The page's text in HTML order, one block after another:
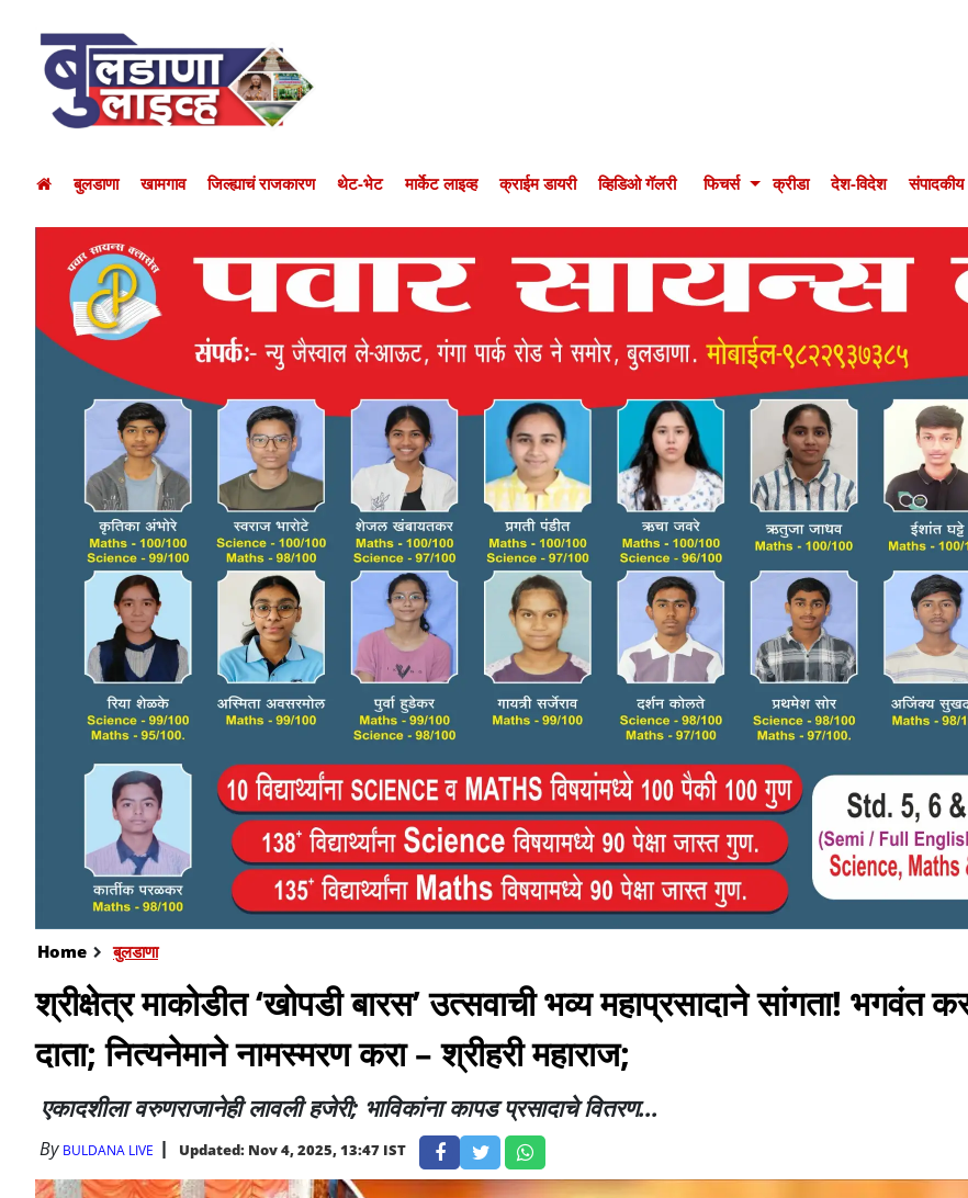
बुलडाणा खामगाव जिल्ह्याचं राजकारण थेट-भेट मार्केट लाइव्ह क्राईम डायरी व्हिडिओ गॅलरी फिचर्स क्रीडा देश-विदेश संपादकीय
Home बुलडाणा
श्रीक्षेत्र माकोडीत ‘खोपडी बारस’ उत्सवाची भव्य महाप्रसादाने सांगता! भगवंत
दाता; नित्यनेमाने नामस्मरण करा – श्रीहरी महाराज;
एकादशीला वरुणराजानेही लावली हजेरी; भाविकांना कापड प्रसादाचे वितरण...
By BULDANA LIVE Updated: Nov 4, 2025, 13:47 IST